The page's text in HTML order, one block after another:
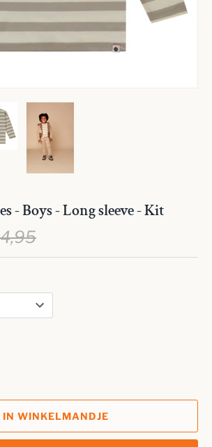
- Boys - Long sleeve - Kit
IN WINKELMANDJE